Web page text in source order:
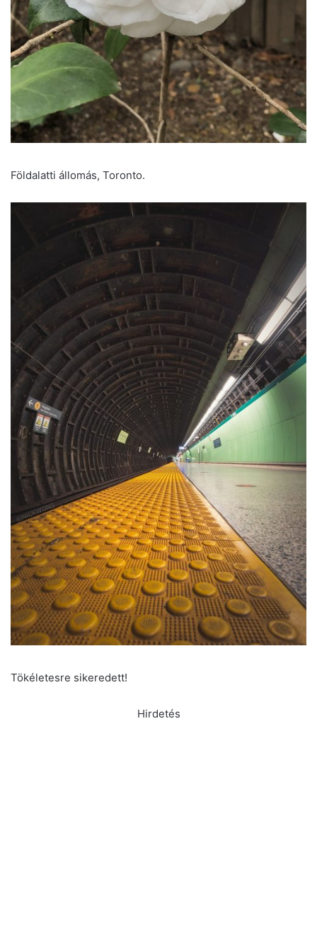
Földalatti állomás, Toronto.
Tökéletesre sikeredett!
Hirdetés